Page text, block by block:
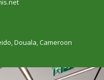
Douala, Cameroon